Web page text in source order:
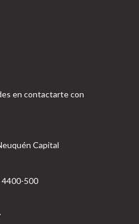
en contactarte con
Capital
4400-500